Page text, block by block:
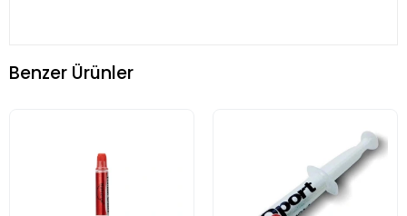
Benzer Ürünler